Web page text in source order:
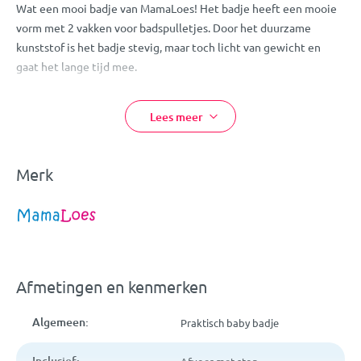
Wat een mooi badje van MamaLoes! Het badje heeft een mooie
vorm met 2 vakken voor badspulletjes. Door het duurzame
kunststof is het badje stevig, maar toch licht van gewicht en
gaat het lange tijd mee.
kan jouw kindje heerlijk badderen en weer schoon voor de dag
Eigenschappen:
Kleur: beige
Materiaal: kunststof
Exclusief afvoerslang (los verkrijgbaar)
Kan bevestigd worden op de
water) tot max. 20 kg (badstandaard niet inbegrepen)
Lees meer
Merk
Afmetingen en kenmerken
Algemeen: Praktisch baby badje